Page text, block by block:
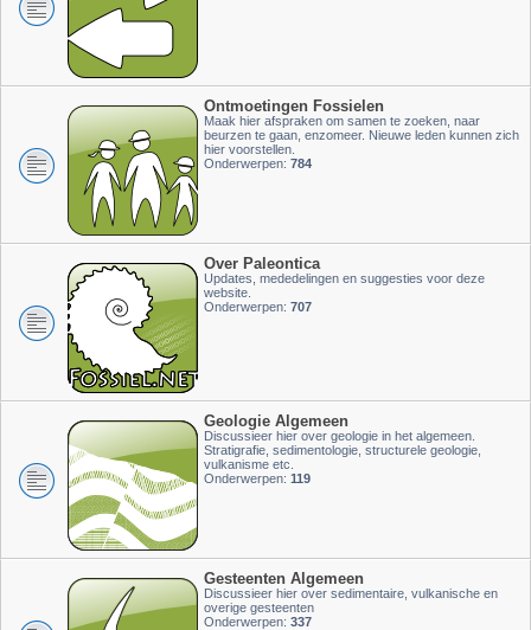
Ontmoetingen Fossielen
Maak hier afspraken om samen te zoeken, naar
beurzen te gaan, enzomeer. Nieuwe leden kunnen zich
hier voorstellen.
Onderwerpen: 784
Over Paleontica
Updates, mededelingen en suggesties voor deze
website.
Onderwerpen: 707
Geologie Algemeen
Discussieer hier over geologie in het algemeen.
Stratigrafie, sedimentologie, structurele geologie,
vulkanisme etc.
Onderwerpen: 119
Gesteenten Algemeen
Discussieer hier over sedimentaire, vulkanische en
overige gesteenten
Onderwerpen: 337